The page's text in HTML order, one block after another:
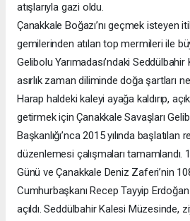
atışlarıyla gazi oldu.
Çanakkale Boğazı’nı geçmek isteyen
gemilerinden atılan top mermileri ile
Gelibolu Yarımadası’ndaki
asırlık zaman diliminde doğa şartları
Harap haldeki kaleyi ayağa kaldırıp,
getirmek için Çanakkale Savaşları
Başkanlığı’nca 2015 yılında
düzenlemesi çalışmaları
Günü ve Çanakkale Deniz Zaferi’nin
Cumhurbaşkanı Recep Tayyip
açıldı. Seddülbahir Kalesi Müzesinde,